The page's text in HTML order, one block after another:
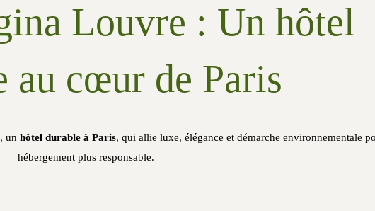
Louvre : Un hôtel
au cœur de Paris
, un hôtel durable à Paris, qui allie luxe, élégance et démarche environnementale
hébergement plus responsable.